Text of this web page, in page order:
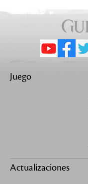
Juego
Actualizaciones